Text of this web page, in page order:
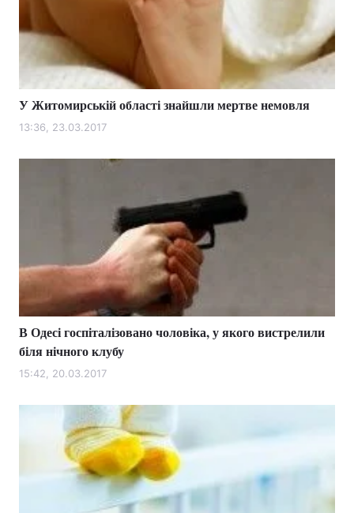
У Житомирській області знайшли мертве немовля
13:36, 23.03.2017
В Одесі госпіталізовано чоловіка, у якого вистрелили
біля нічного клубу
15:42, 20.03.2017